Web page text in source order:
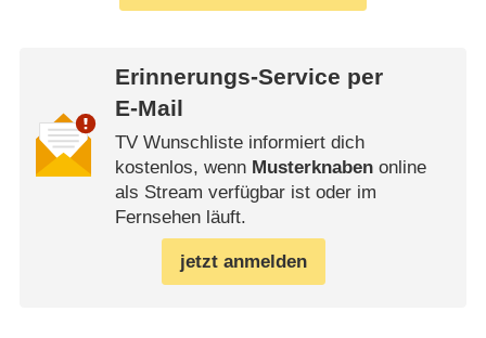
Erinnerungs-Service per
E-Mail
TV Wunschliste informiert dich
kostenlos, wenn Musterknabenonline
als Stream verfügbar ist oder im
Fernsehen läuft.
jetzt anmelden